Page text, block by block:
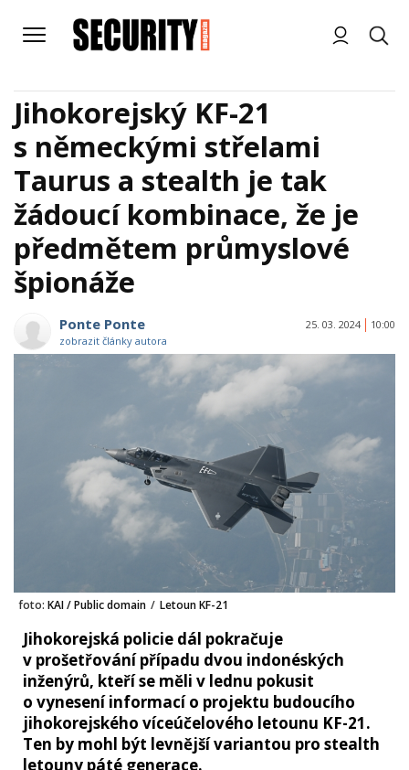
Jihokorejský KF-21
s německými střelami
Taurus a stealth je tak
žádoucí kombinace, že je
předmětem průmyslové
špionáže
Ponte Ponte
zobrazit články autora
25. 03. 2024 10:00
foto: KAI / Public domain / Letoun KF-21
Jihokorejská policie dál pokračuje
v prošetřování případu dvou indonéských
inženýrů, kteří se měli v lednu pokusit
o vynesení informací o projektu budoucího
jihokorejského víceúčelového letounu KF-21.
Ten by mohl být levnější variantou pro stealth
letouny páté generace.